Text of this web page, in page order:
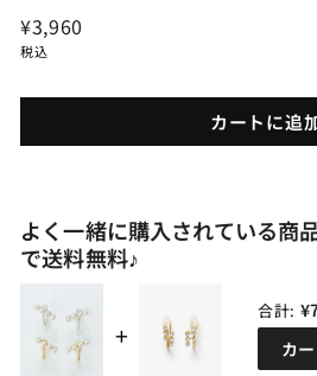
定
価
¥3,960
税込
カートに追
よく一緒に購入されている
で送料無料♪
合計:
カ